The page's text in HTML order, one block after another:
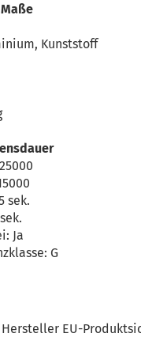
Kunststoff
sek.
Ja
G
EU-